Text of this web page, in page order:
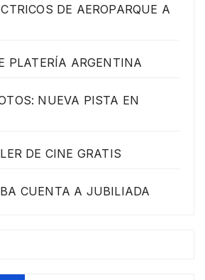
DE AEROPARQUE A
PLATERÍA ARGENTINA
NUEVA PISTA EN
DE CINE GRATIS
CUENTA A JUBILIADA